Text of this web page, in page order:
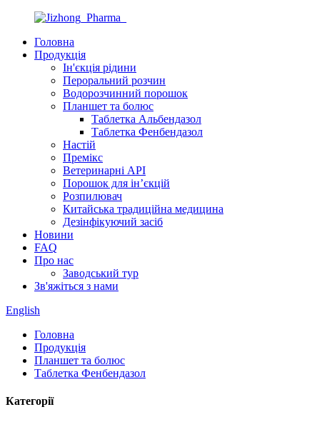
Головна
Продукція
Ін'єкція рідини
Пероральний розчин
Водорозчинний порошок
Планшет та болюс
Таблетка Альбендазол
Таблетка Фенбендазол
Настій
Премікс
Ветеринарні API
Порошок для ін’єкцій
Розпилювач
Китайська традиційна медицина
Дезінфікуючий засіб
Новини
FAQ
Про нас
Заводський тур
Зв'яжіться з нами
English
Головна
Продукція
Планшет та болюс
Таблетка Фенбендазол
Категорії